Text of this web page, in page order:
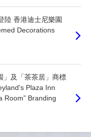
陸 香港迪士尼樂園
Decorations
」及「茶茶居」商標
Plaza Inn
Room” Branding